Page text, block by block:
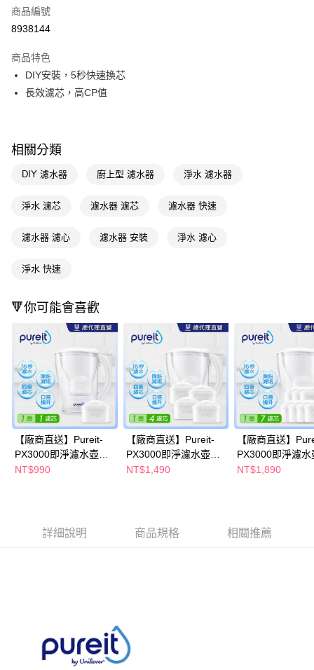
信用卡一次付款
Apple Pay
街口支付
Google Pay
AFTEE先享後付
【關於「AFTEE先享後付」】
便利好安心！
３．安心：先確認商品／服務後，再付款。
１．於結帳方式選擇「AFTEE先享後付」後，將跳轉至「AFTEE先享後付」
結帳頁面，進行簡訊認證並確認金額後，即可完成結帳。
２．訂單成立數日內，您將收到繳費通知簡訊。
３．收到繳費通知簡訊後14天內，點擊此簡訊中的連結，可透過四大超商／
ATM／網路銀行／等多元方式進行付款，方視為交易完成。
※ 請注意：結帳手續完成當下不需立刻繳費，但若您需要取消訂單，請聯絡
購買商品的店家。未經商家同意取消之訂單仍視為有效，需透過AFTEE先享
後付繳納相關費用。
※ 交易是否成功請以「AFTEE先享後付 」之結帳頁面顯示為準，若有關於
是否繳費成功／繳費後需取消欲退款等相關疑問，請聯繫「AFTEE先享後付
客戶支援中心」https://netprotections.freshdesk.com/support/home
【注意事項】
１．透過由恩沛科技股份有限公司提供之「AFTEE先享後付」服務完成之交
３．未成年的使用者請事先徵得法定代理人或監護人之同意方可使用
恩沛科技股份有限公司將有權停止該用戶之使用額度並採取法律行動。
每筆NT$100，滿NT$590(含以上)免運費
每筆NT$300
商品編號
8938144
商品特色
DIY安裝，5秒快速換芯
長效濾芯，高CP值
相關分類
DIY 濾水器 廚上型 濾水器 淨水 濾水器
淨水 濾芯 濾水器 濾芯 濾水器 快速
濾水器 濾心 濾水器 安裝 淨水 濾心
淨水 快速
🔻你可能會喜歡
【廠商直送】Pureit-
PX3000即淨濾水壺
2.5L+濾芯1入
NT$990
【廠商直送】Pureit-
PX3000即淨濾水壺
2.5L+濾芯4入
NT$1,490
【廠商直送】
PX3000即淨濾水
2.5L+濾芯7入
NT$1,890
詳細說明 商品規格 相關推薦